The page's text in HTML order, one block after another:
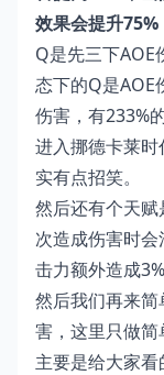
效果会提升75%
Q是先三下AOE
态下的Q是AOE
伤害，有233%
进入挪德卡莱
实有点招笑。
然后还有个天
次造成伤害时
击力额外造成
然后我们再来
害，这里只做简
主要是给大家看